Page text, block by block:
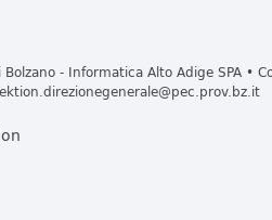
- Informatica Alto Adige SPA •